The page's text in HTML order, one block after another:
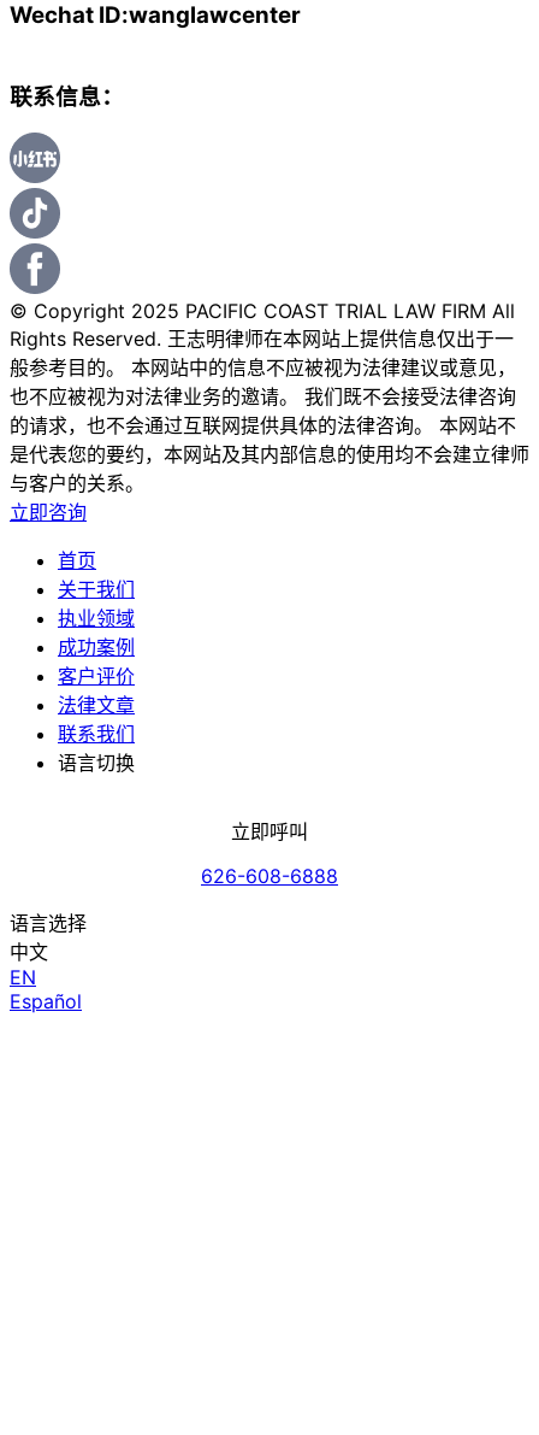
Wechat ID:wanglawcenter
联系信息：
© Copyright 2025 PACIFIC COAST TRIAL LAW FIRM All
Rights Reserved. 王志明律师在本网站上提供信息仅出于一
般参考目的。 本网站中的信息不应被视为法律建议或意见，
也不应被视为对法律业务的邀请。 我们既不会接受法律咨询
的请求，也不会通过互联网提供具体的法律咨询。 本网站不
是代表您的要约，本网站及其内部信息的使用均不会建立律师
与客户的关系。
立即咨询
首页
关于我们
执业领域
成功案例
客户评价
法律文章
联系我们
语言切换
立即呼叫
626-608-6888
语言选择
中文
EN
Español